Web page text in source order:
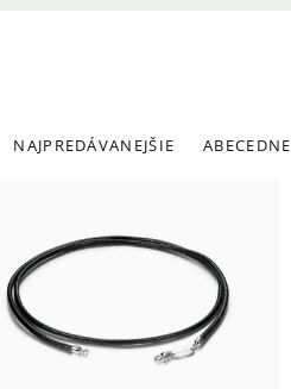
NAJPREDÁVANEJŠIE ABECEDNE